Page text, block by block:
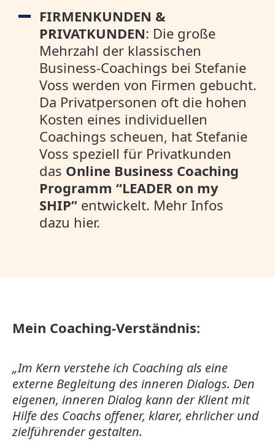
FIRMENKUNDEN &
PRIVATKUNDEN: Die große
Mehrzahl der klassischen
Business-Coachings bei Stefanie
Voss werden von Firmen gebucht.
Da Privatpersonen oft die hohen
Kosten eines individuellen
Coachings scheuen, hat Stefanie
Voss speziell für Privatkunden
das Online Business Coaching
Programm “LEADER on my
SHIP” entwickelt. Mehr Infos
dazu hier.
Mein Coaching-Verständnis:
„Im Kern verstehe ich Coaching als eine
externe Begleitung des inneren Dialogs. Den
eigenen, inneren Dialog kann der Klient mit
Hilfe des Coachs offener, klarer, ehrlicher und
zielführender gestalten.